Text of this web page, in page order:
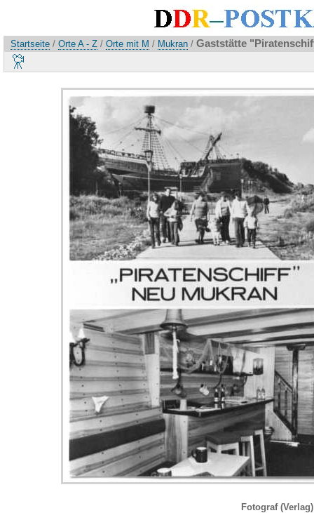
Startseite / Orte A - Z / Orte mit M / Mukran / Gaststätte
Fotograf (Verlag)